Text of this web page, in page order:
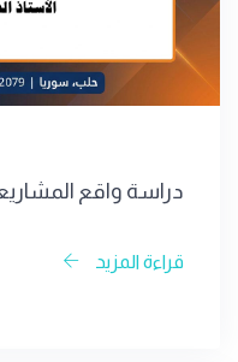
دراسة واقع
قراءة المزيد